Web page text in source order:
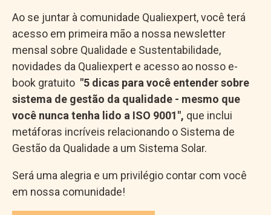
Ao se juntar à comunidade Qualiexpert, você terá
acesso em primeira mão a nossa newsletter
mensal sobre Qualidade e Sustentabilidade,
novidades da Qualiexpert e acesso ao nosso e-
book gratuito "5 dicas para você entender sobre
sistema de gestão da qualidade - mesmo que
você nunca tenha lido a ISO 9001", que inclui
metáforas incríveis relacionando o Sistema de
Gestão da Qualidade a um Sistema Solar.
Será uma alegria e um privilégio contar com você
em nossa comunidade!